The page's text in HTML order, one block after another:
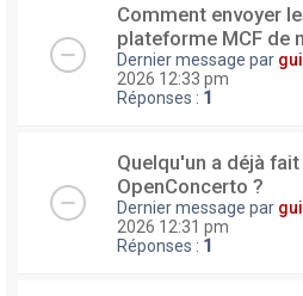
Comment envoyer
plateforme MCF de
Dernier message par
2026 12:33 pm
Réponses : 1
Quelqu'un a déjà
OpenConcerto ?
Dernier message par
2026 12:31 pm
Réponses : 1